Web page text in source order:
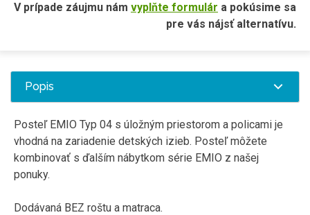
V prípade záujmu nám vyplňte formulár a pokúsime sa
pre vás nájsť alternatívu.
Popis
Posteľ EMIO Typ 04 s úložným priestorom a policami je
vhodná na zariadenie detských izieb. Posteľ môžete
kombinovať s ďalším nábytkom série EMIO z našej
ponuky.
Dodávaná BEZ roštu a matraca.